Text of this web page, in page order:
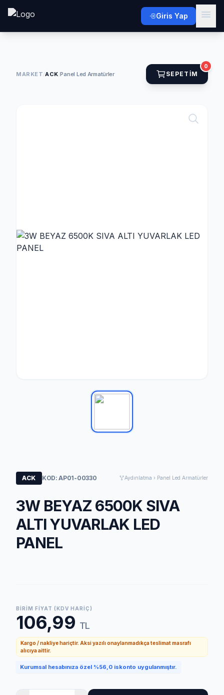
Giris Yap
MARKET/ACK/Panel Led Armatürler SEPETIM
0
ACK KOD: AP01-00330 Aydınlatma › Panel Led Armatürler
3W BEYAZ 6500K SIVA
ALTI YUVARLAK LED
PANEL
BIRIM FIYAT (KDV HARIÇ)
106,99 TL
Kargo / nakliye hariçtir. Aksi yazılı onaylanmadıkça teslimat masrafı
alıcıya aittir.
Kurumsal hesabınıza özel %56,0 iskonto uygulanmıştır.